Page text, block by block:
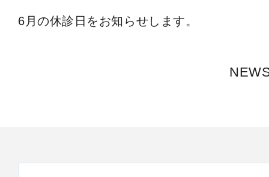
6月の休診日をお知らせします。